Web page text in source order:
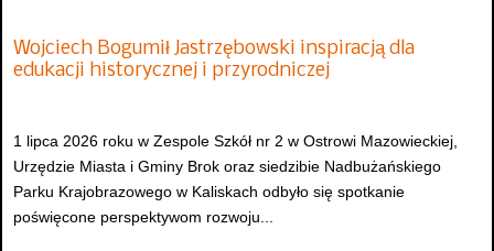
Wojciech Bogumił Jastrzębowski inspiracją dla
edukacji historycznej i przyrodniczej
1 lipca 2026 roku w Zespole Szkół nr 2 w Ostrowi Mazowieckiej,
Urzędzie Miasta i Gminy Brok oraz siedzibie Nadbużańskiego
Parku Krajobrazowego w Kaliskach odbyło się spotkanie
poświęcone perspektywom rozwoju...